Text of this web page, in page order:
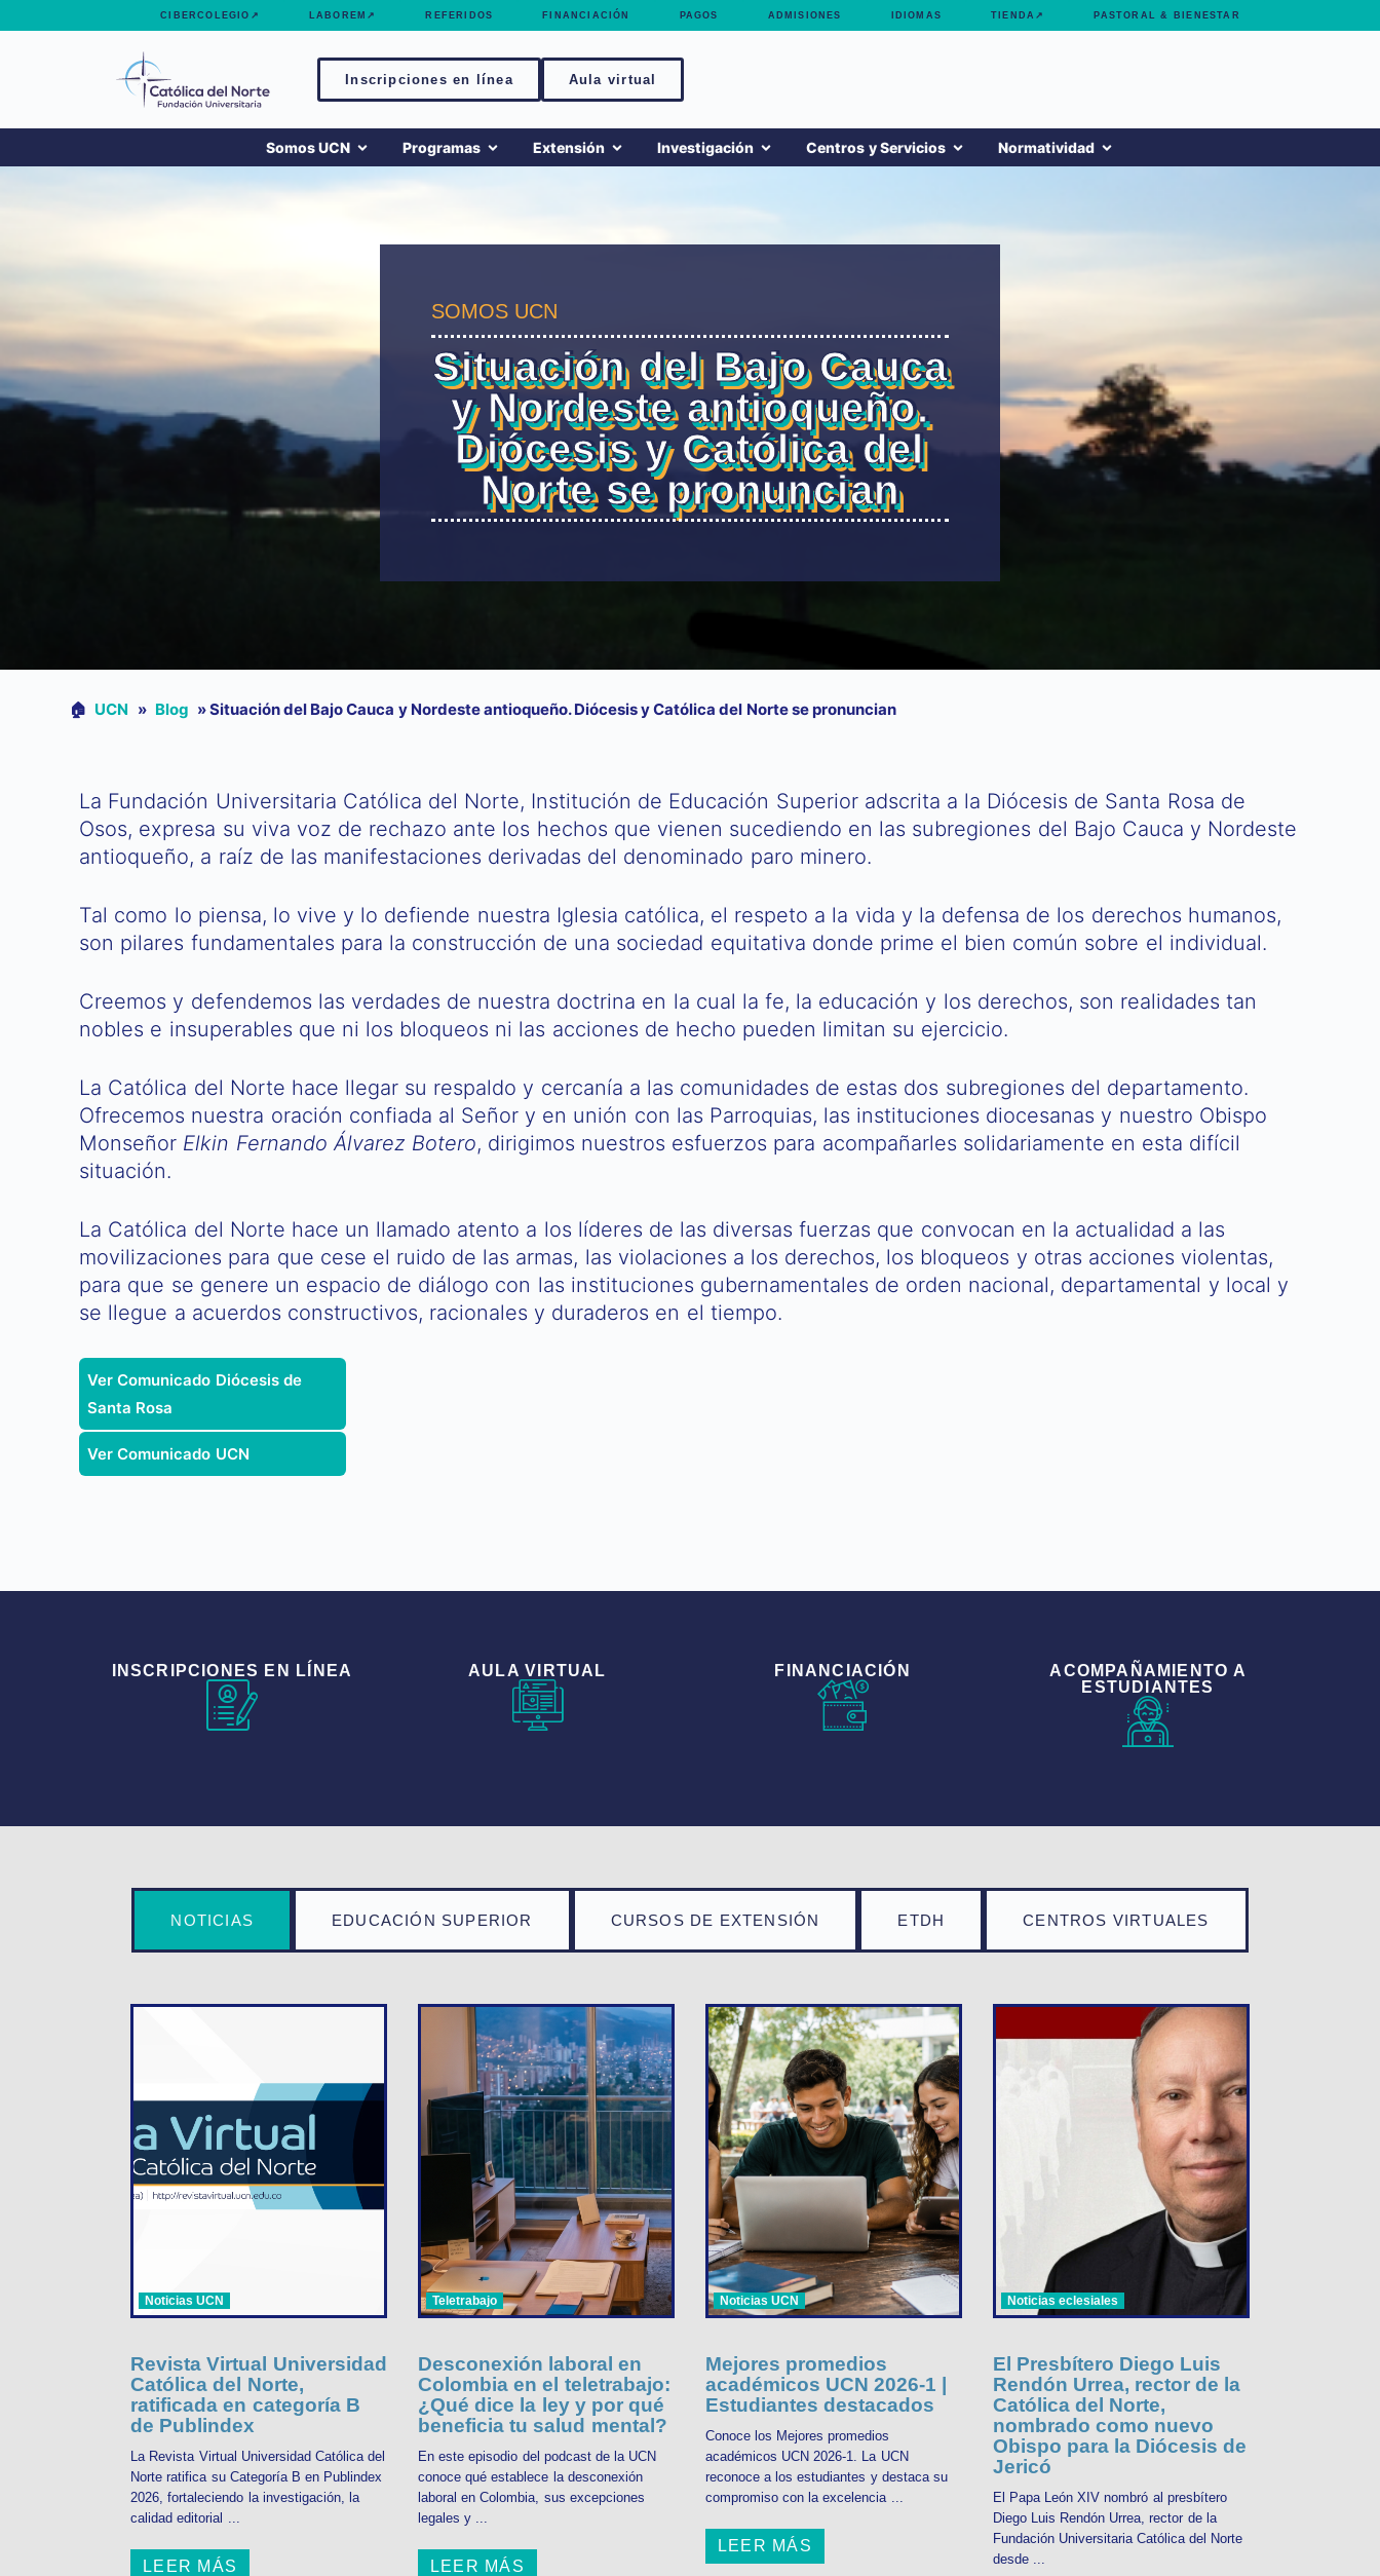
CIBERCOLEGIO↗ LABOREM↗ REFERIDOS FINANCIACIÓN PAGOS ADMISIONES IDIOMAS TIENDA↗ PASTORAL & BIENESTAR
Inscripciones en línea Aula virtual
Somos UCN Programas Extensión Investigación Centros y Servicios Normatividad
SOMOS UCN
Situación del Bajo Cauca
y Nordeste antioqueño.
Diócesis y Católica del
Norte se pronuncian
🏠︎ UCN » Blog »Situación del Bajo Cauca y Nordeste antioqueño. Diócesis y Católica del Norte se pronuncian
La Fundación Universitaria Católica del Norte, Institución de Educación Superior adscrita a la Diócesis de Santa Rosa de
Osos, expresa su viva voz de rechazo ante los hechos que vienen sucediendo en las subregiones del Bajo Cauca y Nordeste
antioqueño, a raíz de las manifestaciones derivadas del denominado paro minero.
Tal como lo piensa, lo vive y lo defiende nuestra Iglesia católica, el respeto a la vida y la defensa de los derechos humanos,
son pilares fundamentales para la construcción de una sociedad equitativa donde prime el bien común sobre el individual.
Creemos y defendemos las verdades de nuestra doctrina en la cual la fe, la educación y los derechos, son realidades tan
nobles e insuperables que ni los bloqueos ni las acciones de hecho pueden limitan su ejercicio.
La Católica del Norte hace llegar su respaldo y cercanía a las comunidades de estas dos subregiones del departamento.
Ofrecemos nuestra oración confiada al Señor y en unión con las Parroquias, las instituciones diocesanas y nuestro Obispo
Monseñor Elkin Fernando Álvarez Botero, dirigimos nuestros esfuerzos para acompañarles solidariamente en esta difícil
situación.
La Católica del Norte hace un llamado atento a los líderes de las diversas fuerzas que convocan en la actualidad a las
movilizaciones para que cese el ruido de las armas, las violaciones a los derechos, los bloqueos y otras acciones violentas,
para que se genere un espacio de diálogo con las instituciones gubernamentales de orden nacional, departamental y local y
se llegue a acuerdos constructivos, racionales y duraderos en el tiempo.
Ver Comunicado Diócesis de
Santa Rosa
Ver Comunicado UCN
INSCRIPCIONES EN LÍNEA AULA VIRTUAL FINANCIACIÓN
ACOMPAÑAMIENTO A
ESTUDIANTES
NOTICIAS EDUCACIÓN SUPERIOR CURSOS DE EXTENSIÓN ETDH CENTROS VIRTUALES
Noticias UCN
Revista Virtual Universidad
Católica del Norte,
ratificada en categoría B
de Publindex
La Revista Virtual Universidad Católica del
Norte ratifica su Categoría B en Publindex
2026, fortaleciendo la investigación, la
calidad editorial ...
LEER MÁS
Teletrabajo
Desconexión laboral en
Colombia en el teletrabajo:
¿Qué dice la ley y por qué
beneficia tu salud mental?
En este episodio del podcast de la UCN
conoce qué establece la desconexión
laboral en Colombia, sus excepciones
legales y ...
LEER MÁS
Noticias UCN
Mejores promedios
académicos UCN 2026-1 |
Estudiantes destacados
Conoce los Mejores promedios
académicos UCN 2026-1. La UCN
reconoce a los estudiantes y destaca su
compromiso con la excelencia ...
LEER MÁS
Noticias eclesiales
El Presbítero Diego Luis
Rendón Urrea, rector de la
Católica del Norte,
nombrado como nuevo
Obispo para la Diócesis de
Jericó
El Papa León XIV nombró al presbítero
Diego Luis Rendón Urrea, rector de la
Fundación Universitaria Católica del Norte
desde ...